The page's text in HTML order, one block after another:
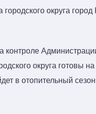
округа
контроле
округа готовы
в отопительный